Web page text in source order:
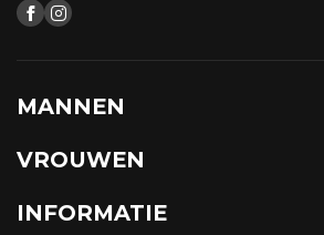
MANNEN
VROUWEN
INFORMATIE